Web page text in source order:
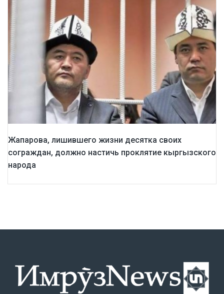
Жапарова, лишившего жизни десятка своих
сограждан, должно настичь проклятие кыргызского
народа